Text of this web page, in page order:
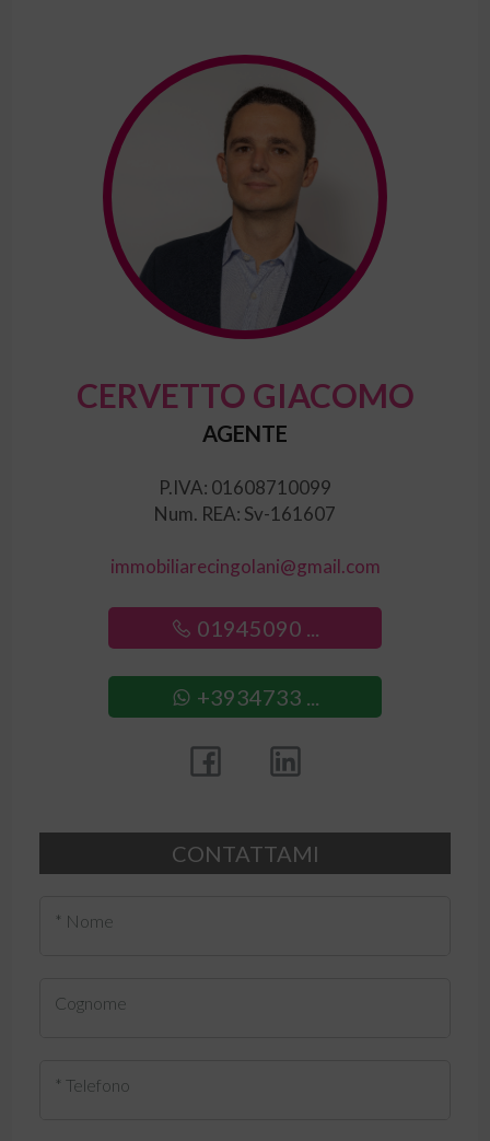
CERVETTO GIACOMO
AGENTE
P.IVA: 01608710099
Num. REA: Sv-161607
immobiliarecingolani@gmail.com
01945090 ...
+3934733 ...
CONTATTAMI
* Nome
Cognome
* Telefono